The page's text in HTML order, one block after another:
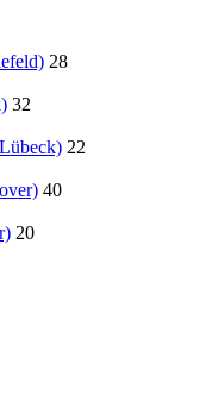
28
32
22
40
20